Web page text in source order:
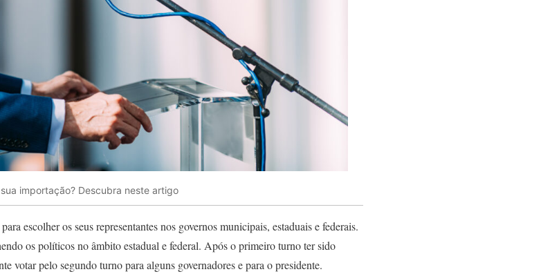
importação? Descubra neste artigo
escolher os seus representantes nos governos municipais, estaduais e federais.
os políticos no âmbito estadual e federal. Após o primeiro turno ter sido
votar pelo segundo turno para alguns governadores e para o presidente.